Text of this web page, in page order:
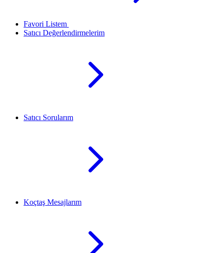
Favori Listem
Satıcı Değerlendirmelerim
Satıcı Sorularım
Koçtaş Mesajlarım